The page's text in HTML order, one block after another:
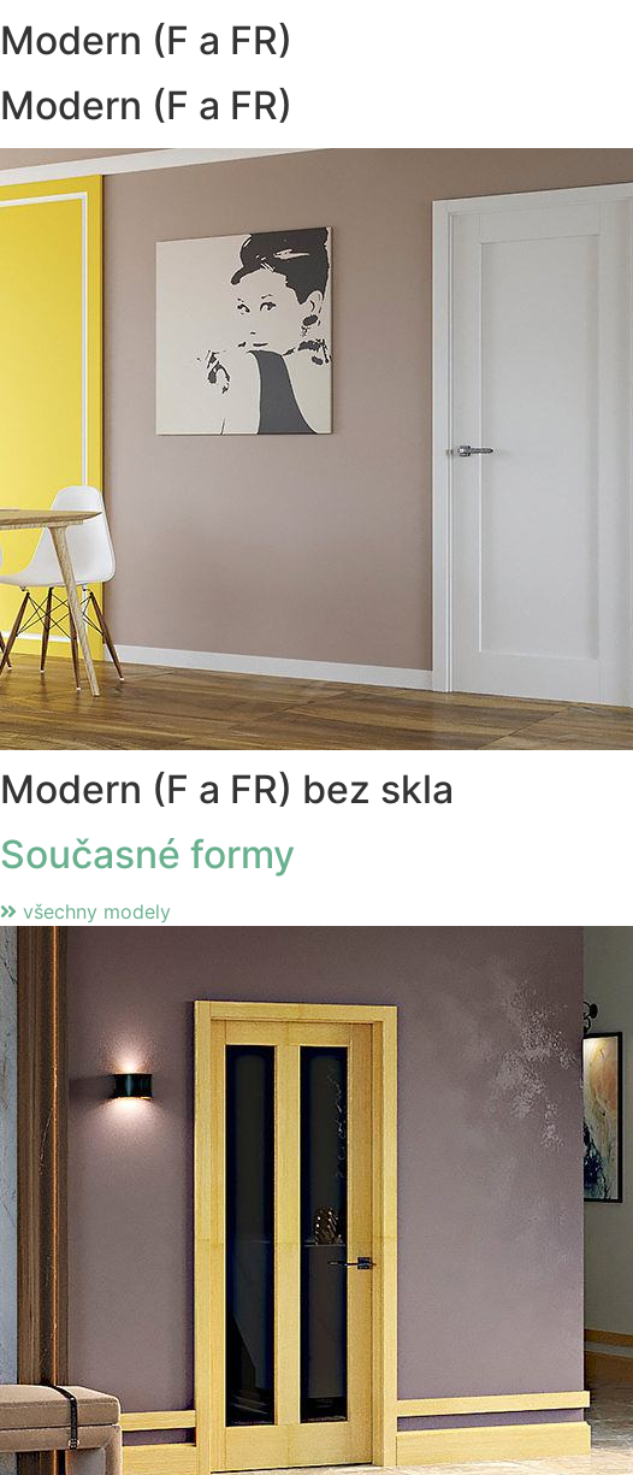
Modern (F a FR)
Modern (F a FR)
Modern (F a FR) bez skla
Současné formy
všechny modely